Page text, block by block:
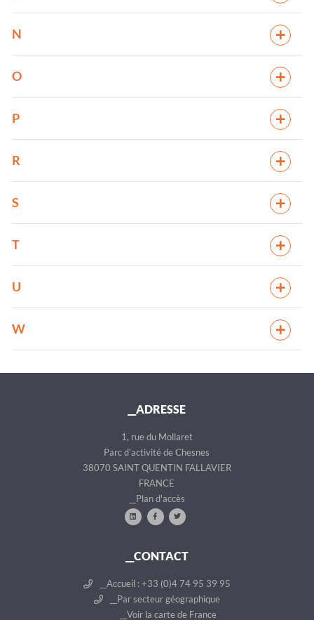
N
O
P
R
S
T
U
W
__ADRESSE
1, rue du Mollaret
Parc d'activité de Chesnes
38070 SAINT QUENTIN FALLAVIER
FRANCE
__Plan d'accès
__CONTACT
__Accueil : +33 (0)4 74 95 39 95
__Par secteur géographique
__Voir la carte de France